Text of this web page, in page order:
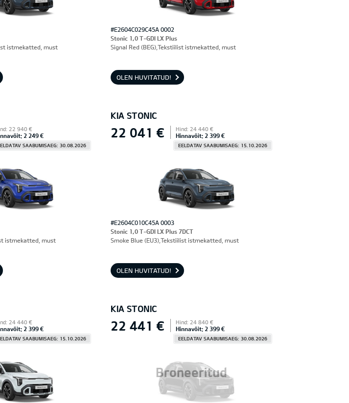
istmekatted, must
#E2604C029C45A 0002
Stonic 1,0 T-GDI LX Plus
Signal Red (BEG),Tekstiilist istmekatted, must
OLEN HUVITATUD!
22 940 €
2 249 €
SAABUMISAEG: 30.08.2026
istmekatted, must
KIA STONIC
22 041 € Hind: 24 440 €
Hinnavõit: 2 399 €
EELDATAV SAABUMISAEG: 15.10.2026
#E2604C010C45A 0003
Stonic 1,0 T-GDI LX Plus 7DCT
Smoke Blue (EU3),Tekstiilist istmekatted, must
OLEN HUVITATUD!
24 440 €
2 399 €
SAABUMISAEG: 15.10.2026
KIA STONIC
Broneeritud
22 441 € Hind: 24 840 €
Hinnavõit: 2 399 €
EELDATAV SAABUMISAEG: 30.08.2026